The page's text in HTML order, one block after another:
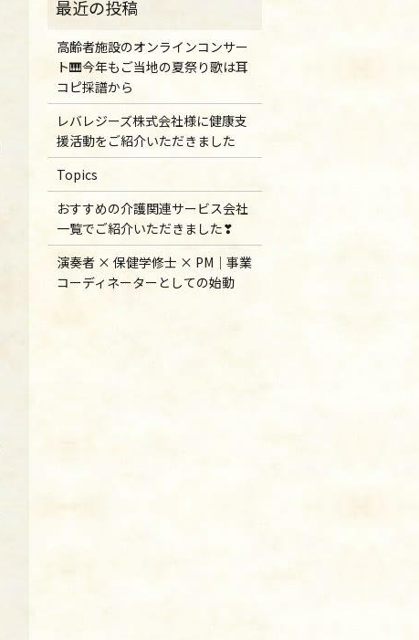
高齢者施設のオンラインコンサー
ト🎹今年もご当地の夏祭り歌は耳
コピ採譜から
レバレジーズ株式会社様に健康支
援活動をご紹介いただきました
Topics
おすすめの介護関連サービス会社
一覧でご紹介いただきました❣
演奏者 × 保健学修士 × PM｜事業
コーディネーターとしての始動